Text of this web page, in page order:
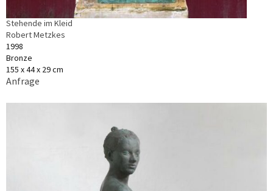
Stehende im Kleid
Robert Metzkes
1998
Bronze
155 x 44 x 29 cm
Anfrage